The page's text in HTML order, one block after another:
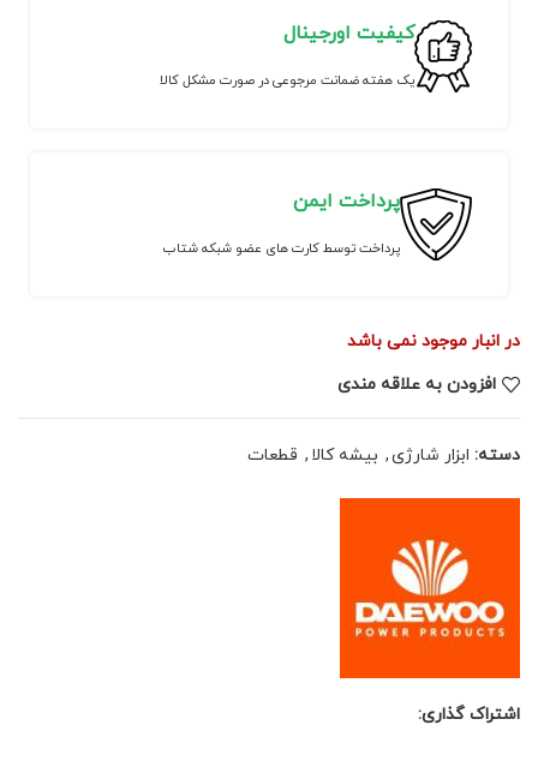
کیفیت اورجینال
یک هفته ضمانت مرجوعی در صورت مشکل کالا
پرداخت ایمن
پرداخت توسط کارت های عضو شبکه شتاب
در انبار موجود نمی باشد
افزودن به علاقه مندی
دسته: ابزار شارژی, بیشه کالا , قطعات
اشتراک گذاری: